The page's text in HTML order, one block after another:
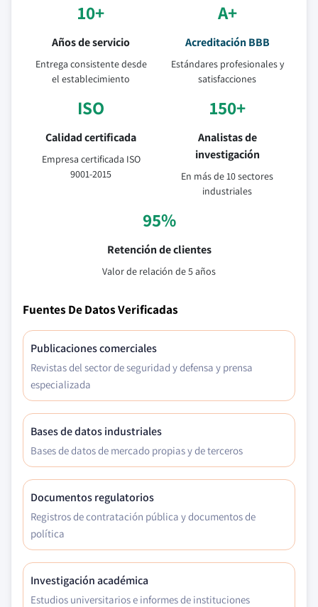
10+
Años de servicio
Entrega consistente desde
el establecimiento
A+
Acreditación BBB
Estándares profesionales y
satisfacciones
ISO
Calidad certificada
Empresa certificada ISO
9001-2015
150+
Analistas de
investigación
En más de 10 sectores
industriales
95%
Retención de clientes
Valor de relación de 5 años
Fuentes De Datos Verificadas
Publicaciones comerciales
Revistas del sector de seguridad y defensa y prensa
especializada
Bases de datos industriales
Bases de datos de mercado propias y de terceros
Documentos regulatorios
Registros de contratación pública y documentos de
política
Investigación académica
Estudios universitarios e informes de instituciones